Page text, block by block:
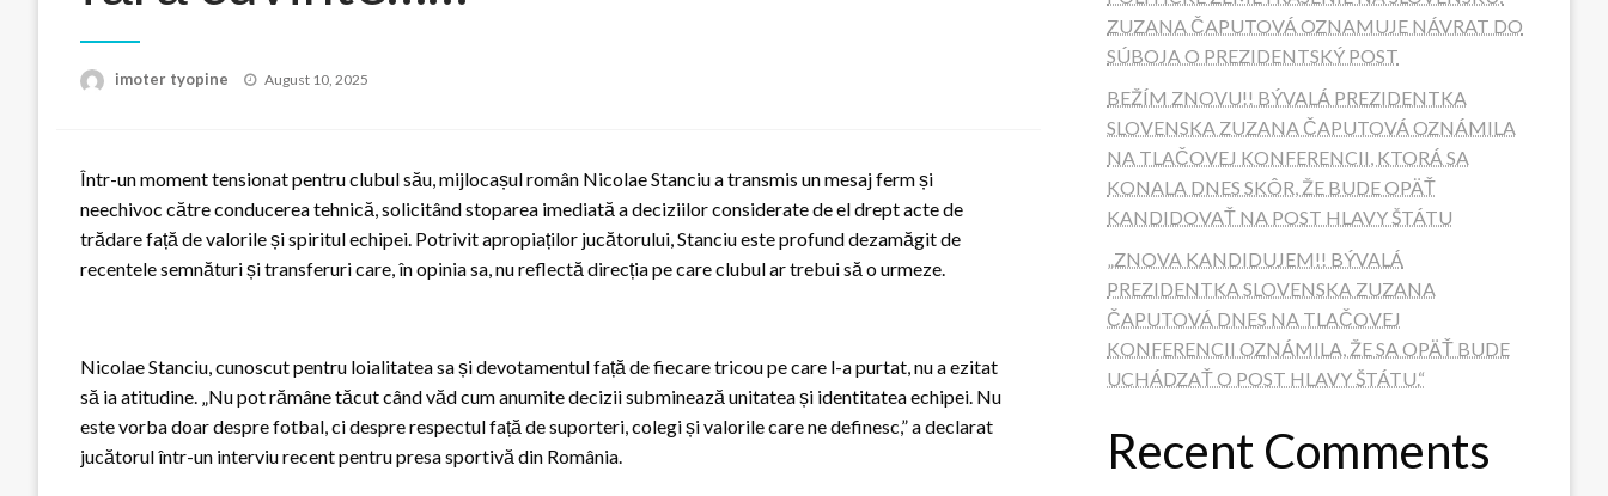
imoter tyopine
Posted
August 10, 2025
Într-un moment tensionat pentru clubul său, mijlocașul român Nicolae Stanciu a transmis un mesaj ferm și
neechivoc către conducerea tehnică, solicitând stoparea imediată a deciziilor considerate de el drept acte de
trădare față de valorile și spiritul echipei. Potrivit apropiaților jucătorului, Stanciu este profund dezamăgit de
recentele semnături și transferuri care, în opinia sa, nu reflectă direcția pe care clubul ar trebui să o urmeze.
Nicolae Stanciu, cunoscut pentru loialitatea sa și devotamentul față de fiecare tricou pe care l-a purtat, nu a ezitat
să ia atitudine. „Nu pot rămâne tăcut când văd cum anumite decizii subminează unitatea și identitatea echipei. Nu
este vorba doar despre fotbal, ci despre respectul față de suporteri, colegi și valorile care ne definesc,” a declarat
jucătorul într-un interviu recent pentru presa sportivă din România.
ZUZANA ČAPUTOVÁ OZNAMUJE NÁVRAT DO
SÚBOJA O PREZIDENTSKÝ POST
BEŽÍM ZNOVU!! BÝVALÁ PREZIDENTKA
SLOVENSKA ZUZANA ČAPUTOVÁ OZNÁMILA
NA TLAČOVEJ KONFERENCII, KTORÁ SA
KONALA DNES SKÔR, ŽE BUDE OPÄŤ
KANDIDOVAŤ NA POST HLAVY ŠTÁTU
„ZNOVA KANDIDUJEM!! BÝVALÁ
PREZIDENTKA SLOVENSKA ZUZANA
ČAPUTOVÁ DNES NA TLAČOVEJ
KONFERENCII OZNÁMILA, ŽE SA OPÄŤ BUDE
UCHÁDZAŤ O POST HLAVY ŠTÁTU.“
Recent Comments